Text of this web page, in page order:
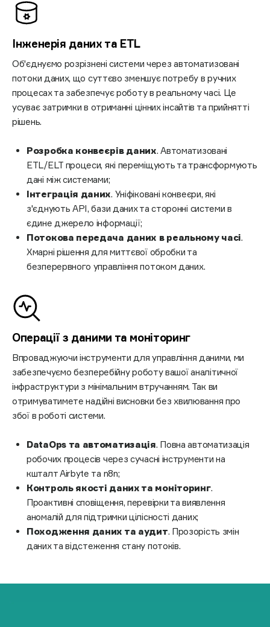
Інженерія даних та ETL
Об'єднуємо розрізнені системи через автоматизовані
потоки даних, що суттєво зменшує потребу в ручних
процесах та забезпечує роботу в реальному часі. Це
усуває затримки в отриманні цінних інсайтів та прийнятті
рішень.
Розробка конвеєрів даних. Автоматизовані
ETL/ELT процеси, які переміщують та трансформують
дані між системами;
Інтеграція даних. Уніфіковані конвеєри, які
з'єднують API, бази даних та сторонні системи в
єдине джерело інформації;
Потокова передача даних в реальному часі.
Хмарні рішення для миттєвої обробки та
безперервного управління потоком даних.
Операції з даними та моніторинг
Впроваджуючи інструменти для управління даними, ми
забезпечуємо безперебійну роботу вашої аналітичної
інфраструктури з мінімальним втручанням. Так ви
отримуватимете надійні висновки без хвилювання про
збої в роботі системи.
DataOps та автоматизація. Повна автоматизація
робочих процесів через сучасні інструменти на
кшталт Airbyte та n8n;
Контроль якості даних та моніторинг.
Проактивні сповіщення, перевірки та виявлення
аномалій для підтримки цілісності даних;
Походження даних та аудит. Прозорість змін
даних та відстеження стану потоків.